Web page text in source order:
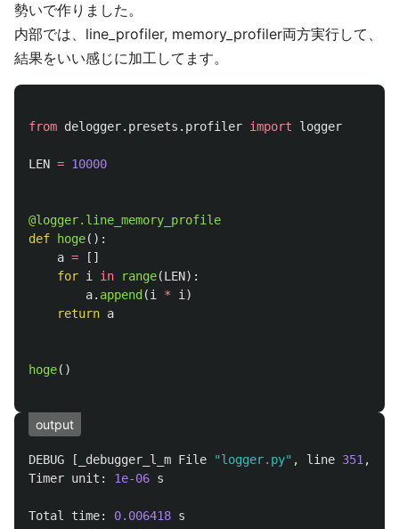
勢いで作りました。
内部では、line_profiler, memory_profiler両方実行して、
結果をいい感じに加工してます。
from delogger.presets.profiler import logger
LEN = 10000
@logger.line_memory_profile
def
hoge():
a =
[]
for i in range(LEN):
a. append (i * i )
return a
hoge()
output
DEBUG [ _debugger_l_m File "logger.py" , line 351 ,
Timer unit : 1e-06 s
Total time: 0.006418 s